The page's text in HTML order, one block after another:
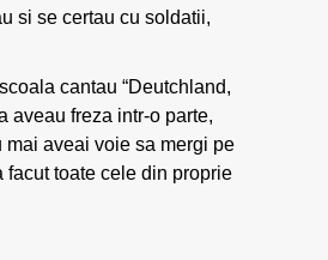
si se certau cu soldatii,
cantau “Deutchland,
aveau freza intr-o parte,
aveai voie sa mergi pe
toate cele din proprie